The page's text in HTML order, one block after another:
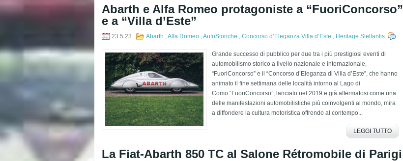
Abarth e Alfa Romeo protagoniste a “FuoriConcorso”
e a “Villa d’Este”
23.5.23 Abarth Alfa Romeo AutoStoriche Concorso d’Eleganza Villa d’Este Heritage Stellantis
Grande successo di pubblico per due tra i più prestigiosi eventi di
automobilismo storico a livello nazionale e internazionale,
“FuoriConcorso” e il “Concorso d’Eleganza di Villa d’Este”, che hanno
animato il fine settimana delle località intorno al Lago di
Como.“FuoriConcorso”, lanciato nel 2019 e già affermatosi come una
delle manifestazioni automobilistiche più coinvolgenti al mondo, mira
a diffondere la cultura motoristica offrendo al contempo...
LEGGI TUTTO
La Fiat-Abarth 850 TC al Salone Rétromobile di Parigi